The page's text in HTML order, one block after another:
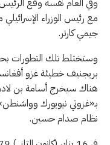
وفي العام نفسه وقّع
مع رئيس الوزراء
جيمي كارتر.
وستختلط تلك التطورات
بريجنيف خطيئة غزو
هناك سيخرج أسامة بن
بـ«غزوتي نيويورك
نظام صدام حسين.